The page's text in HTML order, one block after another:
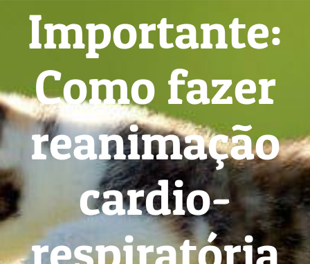
Importante:
Como fazer
reanimação
cardio-